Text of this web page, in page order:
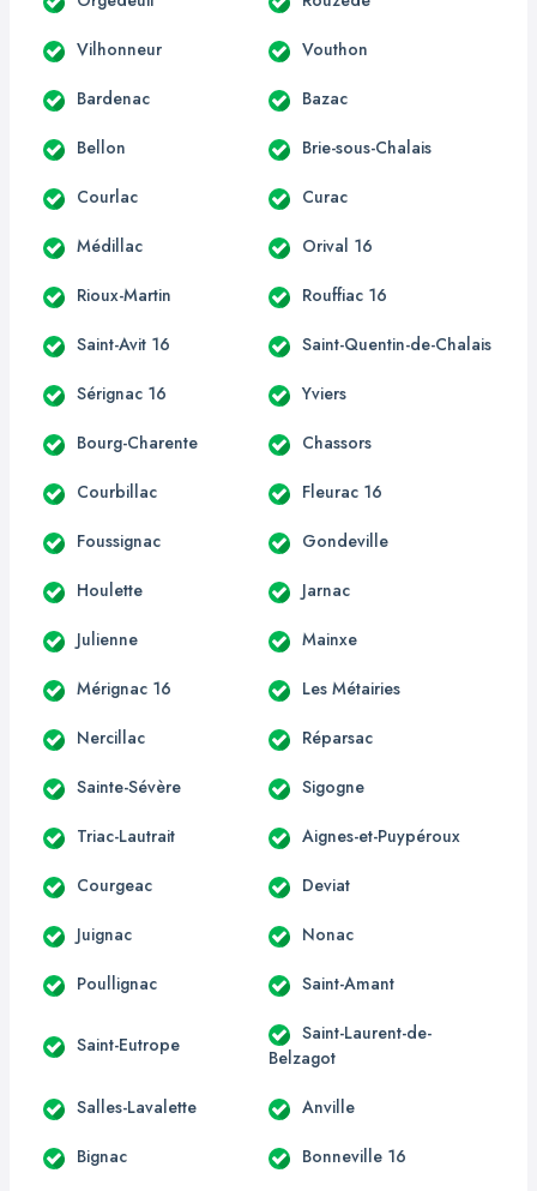
Vilhonneur Vouthon
Bardenac Bazac
Bellon Brie-sous-Chalais
Courlac Curac
Médillac Orival 16
Rioux-Martin Rouffiac 16
Saint-Avit 16 Saint-Quentin-de-Chalais
Sérignac 16 Yviers
Bourg-Charente Chassors
Courbillac Fleurac 16
Foussignac Gondeville
Houlette Jarnac
Julienne Mainxe
Mérignac 16 Les Métairies
Nercillac Réparsac
Sainte-Sévère Sigogne
Triac-Lautrait Aignes-et-Puypéroux
Courgeac Deviat
Juignac Nonac
Poullignac Saint-Amant
Saint-Eutrope
Saint-Laurent-de-
Belzagot
Salles-Lavalette Anville
Bignac Bonneville 16